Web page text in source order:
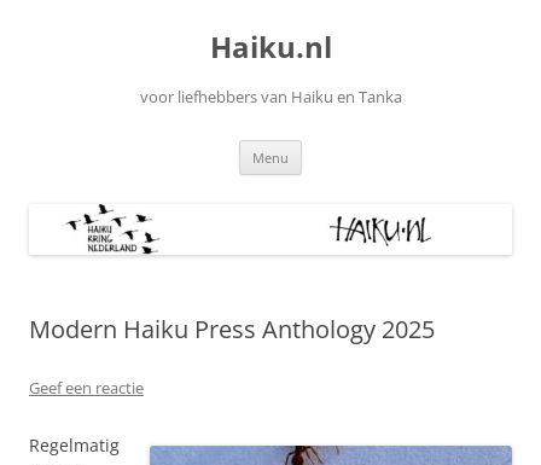
Haiku.nl
voor liefhebbers van Haiku en Tanka
Menu
Modern Haiku Press Anthology 2025
Geef een reactie
Regelmatig